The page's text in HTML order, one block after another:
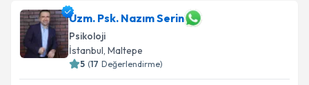
Uzm. Psk. Nazım Serin
Psikoloji
İstanbul, Maltepe
5 (17 Değerlendirme)